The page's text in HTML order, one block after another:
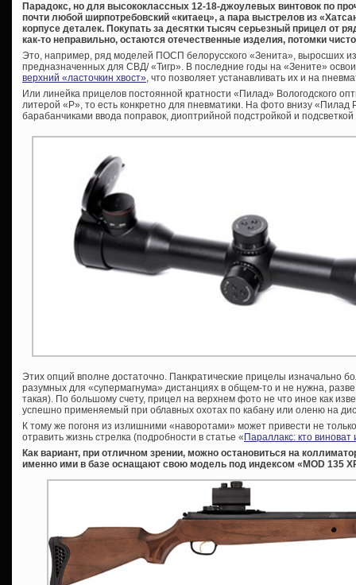
Парадокс, но для высококлассных 12-18-джоулевых винтовок по
почти любой ширпотребовский «китаец», а пара выстрелов из
корпусе деталек. Покупать за десятки тысяч серьезный прицел от
как-то неправильно, остаются отечественные изделия, потомки
Это, например, ряд моделей ПОСП белорусского «Зенита», выросших
предназначенных для СВД/ «Тигр». В последние годы на «Зените»
верхний «ласточкин хвост», что позволяет устанавливать их и на
Или линейка прицелов постоянной кратности «Пилад» Вологодского
литерой «P», то есть конкретно для пневматики. На фото внизу «Пилад
барабанчиками ввода поправок, диоптрийной подстройкой и подсветкой
Этих опций вполне достаточно. Панкратические прицелы изначально
разумных для «супермагнума» дистанциях в общем-то и не нужна,
такая). По большому счету, прицел на верхнем фото не что иное как
успешно применяемый при облавных охотах по кабану или оленю на
К тому же погоня из излишними «наворотами» может привести не
отравить жизнь стрелка (подробности в статье « Параллакс: кто виноват
Как вариант, при отличном зрении, можно остановиться на
именно ими в базе оснащают свою модель под индексом « MOD 135